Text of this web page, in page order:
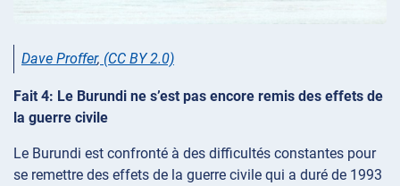
Dave Proffer, (CC BY 2.0)
Fait 4: Le Burundi ne s’est pas encore remis des effets de
la guerre civile
Le Burundi est confronté à des difficultés constantes pour
se remettre des effets de la guerre civile qui a duré de 1993